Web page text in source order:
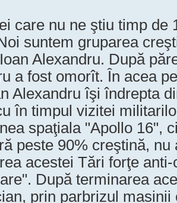
care nu ne ştiu timp de
suntem gruparea
Alexandru. După
a fost omorît. În acea
Alexandru îşi îndrepta
în timpul vizitei
spaţiala "Apollo 16",
peste 90% creştină, nu
acestei Tări forţe
După terminarea
prin parbrizul